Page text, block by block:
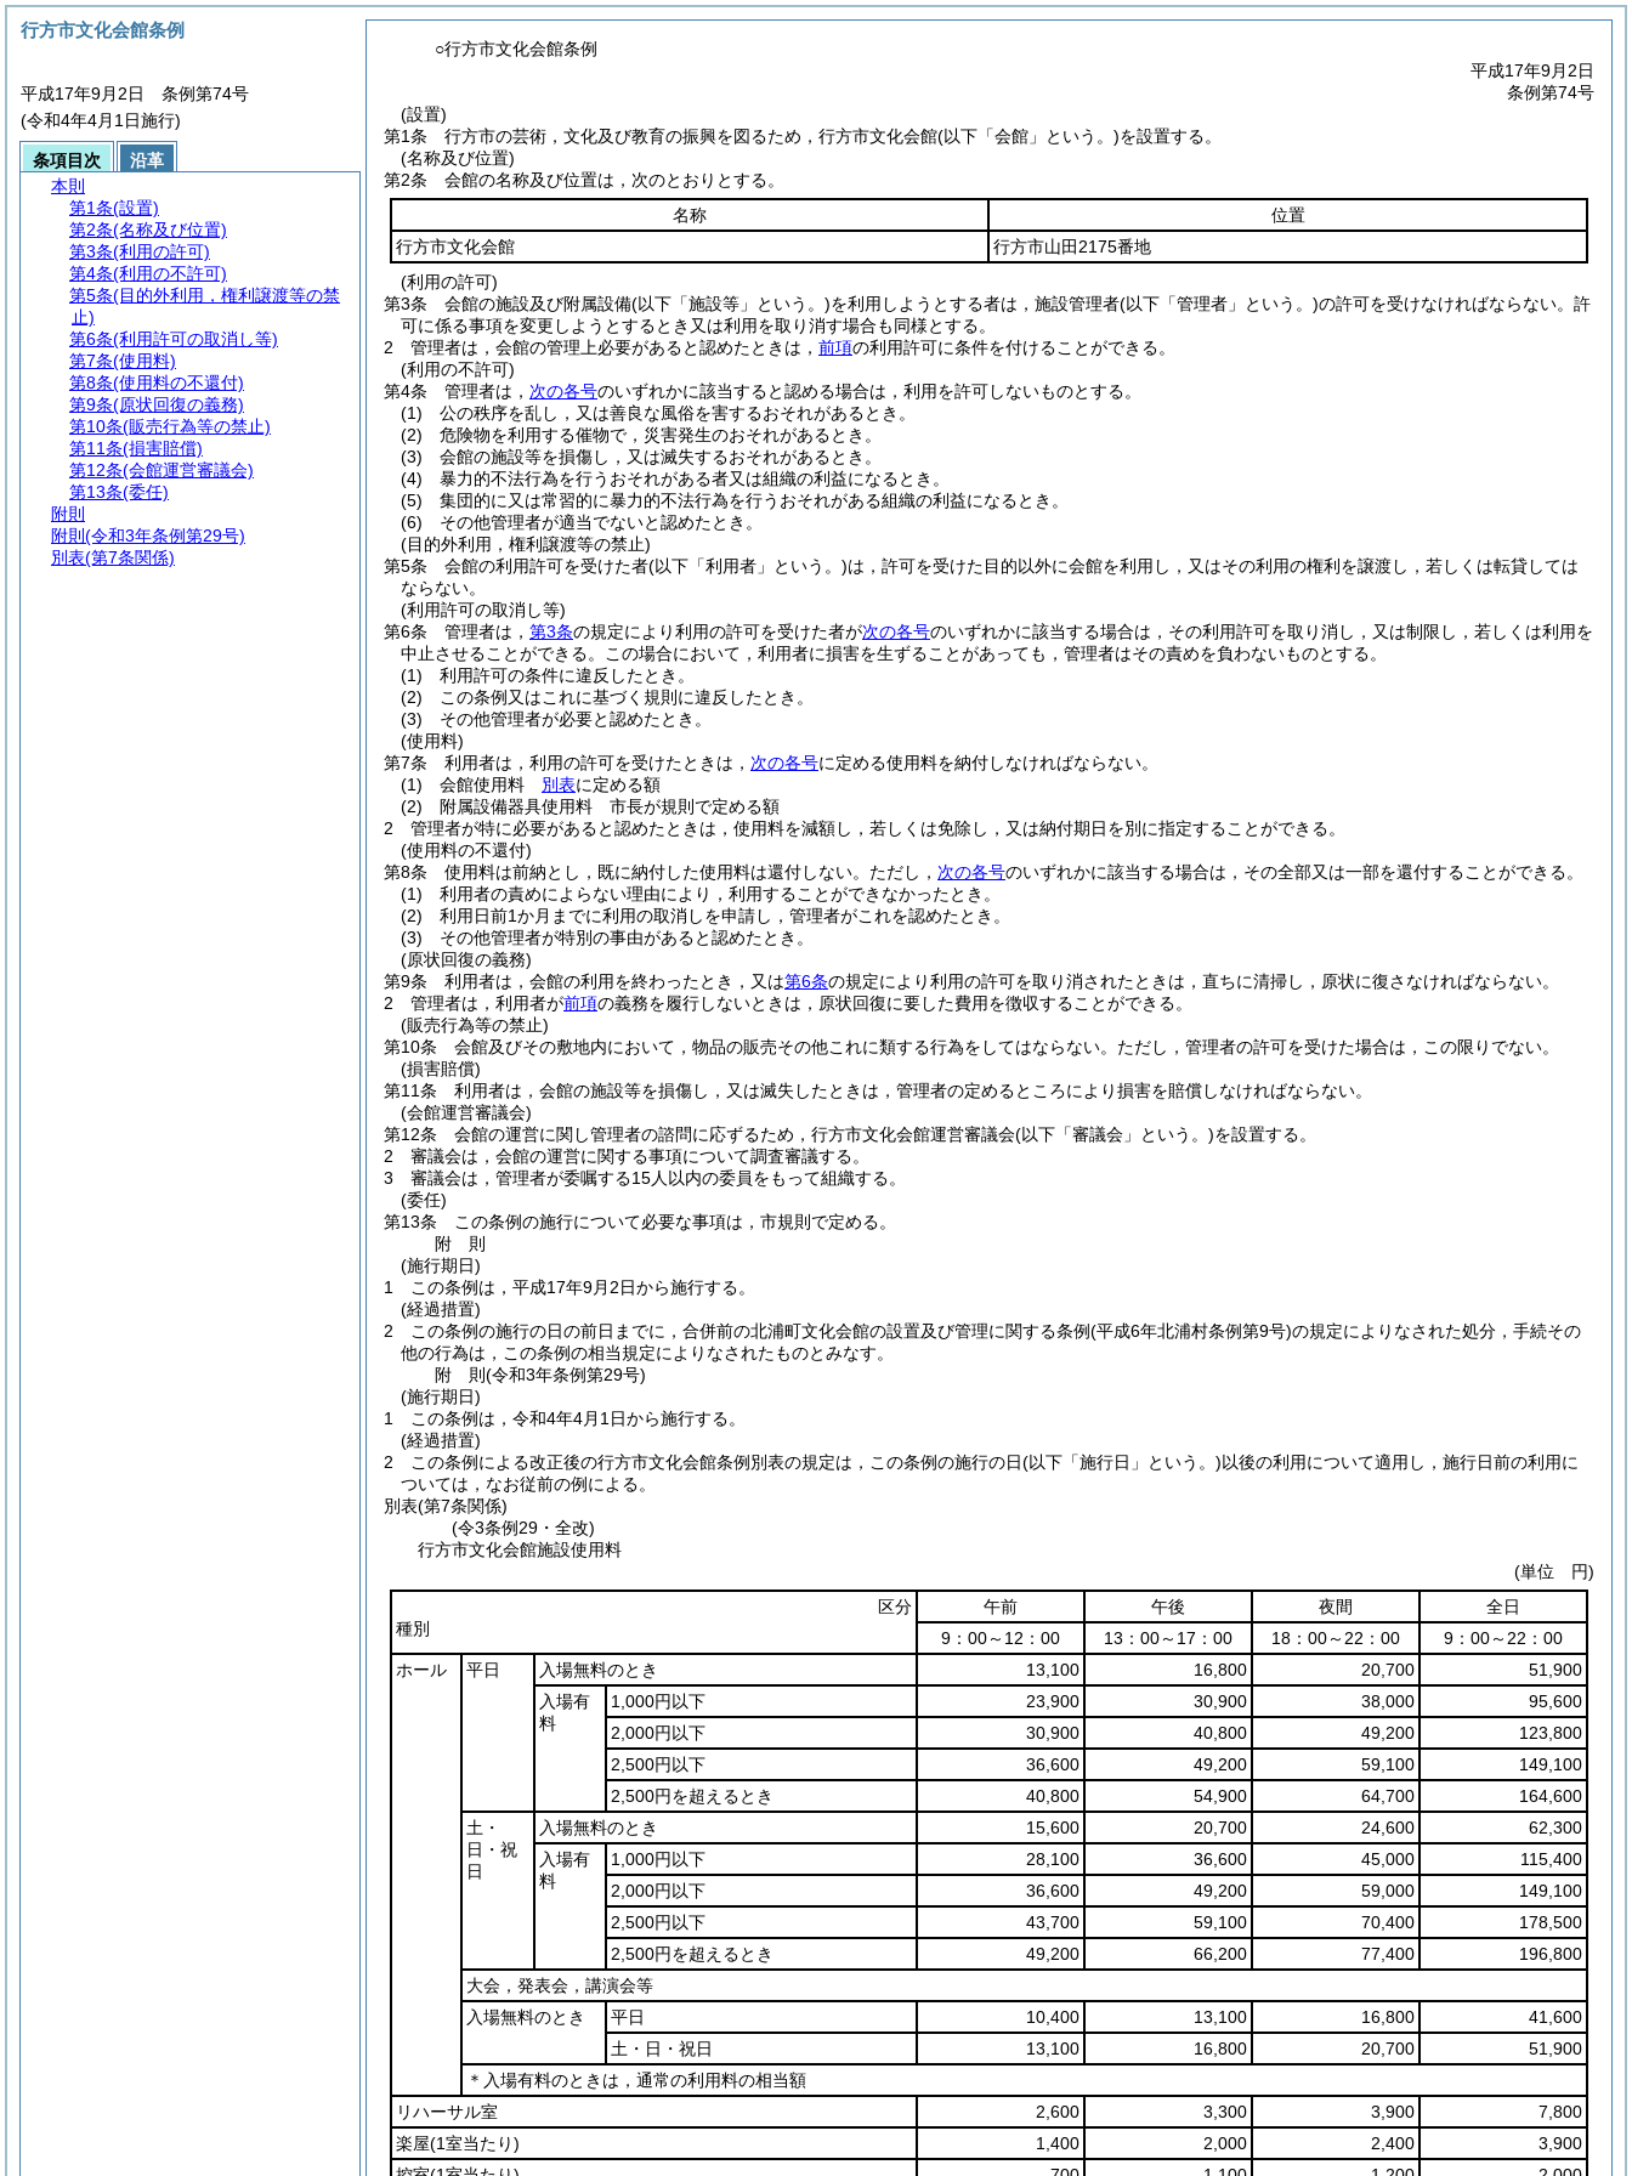
○行方市文化会館条例
平成17年9月2日
条例第74号
(設置)
第1条
行方市の芸術，文化及び教育の振興を図るため，行方市文化会館(以下「会館」という。)を設置する。
(名称及び位置)
第2条
会館の名称及び位置は，次のとおりとする。
名称
位置
行方市文化会館
行方市山田2175番地
(利用の許可)
第3条
会館の施設及び附属設備(以下「施設等」という。)を利用しようとする者は，施設管理者(以下「管理者」という。)の許可を受けなければならない。 許
可に係る事項を変更しようとするとき又は利用を取り消す場合も同様とする。
2
管理者は，会館の管理上必要があると認めたときは， 前項の利用許可に条件を付けることができる。
(利用の不許可)
第4条
管理者は， 次の各号のいずれかに該当すると認める場合は，利用を許可しないものとする。
(1)
公の秩序を乱し，又は善良な風俗を害するおそれがあるとき。
(2)
危険物を利用する催物で，災害発生のおそれがあるとき。
(3)
会館の施設等を損傷し，又は滅失するおそれがあるとき。
(4)
暴力的不法行為を行うおそれがある者又は組織の利益になるとき。
(5)
集団的に又は常習的に暴力的不法行為を行うおそれがある組織の利益になるとき。
(6)
その他管理者が適当でないと認めたとき。
(目的外利用，権利譲渡等の禁止)
第5条
会館の利用許可を受けた者(以下「利用者」という。)は，許可を受けた目的以外に会館を利用し，又はその利用の権利を譲渡し，若しくは転貸しては
ならない。
(利用許可の取消し等)
第6条
管理者は， 第3条の規定により利用の許可を受けた者が次の各号のいずれかに該当する場合は，その利用許可を取り消し，又は制限し，若しくは利用を
中止させることができる。
この場合において，利用者に損害を生ずることがあっても，管理者はその責めを負わないものとする。
(1)
利用許可の条件に違反したとき。
(2)
この条例又はこれに基づく規則に違反したとき。
(3)
その他管理者が必要と認めたとき。
(使用料)
第7条
利用者は，利用の許可を受けたときは， 次の各号に定める使用料を納付しなければならない。
(1)
会館使用料 別表に定める額
(2)
附属設備器具使用料 市長が規則で定める額
2
管理者が特に必要があると認めたときは，使用料を減額し，若しくは免除し，又は納付期日を別に指定することができる。
(使用料の不還付)
第8条
使用料は前納とし，既に納付した使用料は還付しない。 ただし， 次の各号のいずれかに該当する場合は，その全部又は一部を還付することができる。
(1)
利用者の責めによらない理由により，利用することができなかったとき。
(2)
利用日前1か月までに利用の取消しを申請し，管理者がこれを認めたとき。
(3)
その他管理者が特別の事由があると認めたとき。
(原状回復の義務)
第9条
利用者は，会館の利用を終わったとき，又は第6条の規定により利用の許可を取り消されたときは，直ちに清掃し，原状に復さなければならない。
2
管理者は，利用者が前項の義務を履行しないときは，原状回復に要した費用を徴収することができる。
(販売行為等の禁止)
第10条
会館及びその敷地内において，物品の販売その他これに類する行為をしてはならない。 ただし，管理者の許可を受けた場合は，この限りでない。
(損害賠償)
第11条
利用者は，会館の施設等を損傷し，又は滅失したときは，管理者の定めるところにより損害を賠償しなければならない。
(会館運営審議会)
第12条
会館の運営に関し管理者の諮問に応ずるため，行方市文化会館運営審議会(以下「審議会」という。)を設置する。
2
審議会は，会館の運営に関する事項について調査審議する。
3
審議会は，管理者が委嘱する15人以内の委員をもって組織する。
(委任)
第13条
この条例の施行について必要な事項は，市規則で定める。
附 則
(施行期日)
1
この条例は，平成17年9月2日から施行する。
(経過措置)
2
この条例の施行の日の前日までに，合併前の北浦町文化会館の設置及び管理に関する条例(平成6年北浦村条例第9号)の規定によりなされた処分，手続その
他の行為は，この条例の相当規定によりなされたものとみなす。
附 則(令和3年条例第29号)
(施行期日)
1
この条例は，令和4年4月1日から施行する。
(経過措置)
2
この条例による改正後の行方市文化会館条例別表の規定は，この条例の施行の日(以下「施行日」という。)以後の利用について適用し，施行日前の利用に
ついては，なお従前の例による。
別表(第7条関係)
(令3条例29・全改)
行方市文化会館施設使用料
(単位 円)
区分
種別
午前 午後 夜間
全日
9：00～12：00
13：00～17：00 18：00～22：00
9：00～22：00
ホール
平日 入場無料のとき 13,100 16,800 20,700
51,900
入場有
料
1,000円以下 23,900 30,900 38,000
95,600
2,000円以下
30,900 40,800 49,200
123,800
2,500円以下
36,600 49,200 59,100
149,100
2,500円を超えるとき
40,800 54,900 64,700
164,600
土・
日・祝
日
入場無料のとき 15,600 20,700 24,600
62,300
入場有
料
1,000円以下 28,100 36,600 45,000
115,400
2,000円以下
36,600 49,200 59,000
149,100
2,500円以下
43,700 59,100 70,400
178,500
2,500円を超えるとき
49,200 66,200 77,400
196,800
大会，発表会，講演会等
入場無料のとき
平日 10,400 13,100 16,800
41,600
土・日・祝日
13,100 16,800 20,700
51,900
＊入場有料のときは，通常の利用料の相当額
リハーサル室
2,600 3,300 3,900
7,800
楽屋(1室当たり) 1,400 2,000 2,400
3,900
行方市文化会館条例
平成17年9月2日 条例第74号
(令和4年4月1日施行)
条項目次
沿革
本則
第1条(設置)
第2条(名称及び位置)
第3条(利用の許可)
第4条(利用の不許可)
第5条(目的外利用，権利譲渡等の禁
止)
第6条(利用許可の取消し等)
第7条(使用料)
第8条(使用料の不還付)
第9条(原状回復の義務)
第10条(販売行為等の禁止)
第11条(損害賠償)
第12条(会館運営審議会)
第13条(委任)
附則
附則 (令和3年条例第29号)
別表(第7条関係)